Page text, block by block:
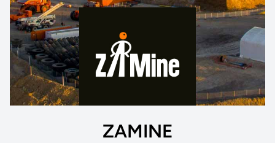
ZAMINE